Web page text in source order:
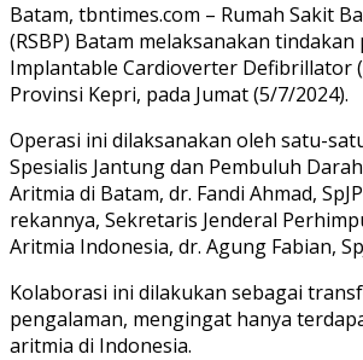
Batam, tbntimes.com – Rumah Sakit
(RSBP) Batam melaksanakan tindakan
Implantable Cardioverter Defibrillator
Provinsi Kepri, pada Jumat (5/7/2024).
Operasi ini dilaksanakan oleh satu-
Spesialis Jantung dan Pembuluh
Aritmia di Batam, dr. Fandi Ahmad,
rekannya, Sekretaris Jenderal
Aritmia Indonesia, dr. Agung Fabian,
Kolaborasi ini dilakukan sebagai
pengalaman, mengingat hanya
aritmia di Indonesia.